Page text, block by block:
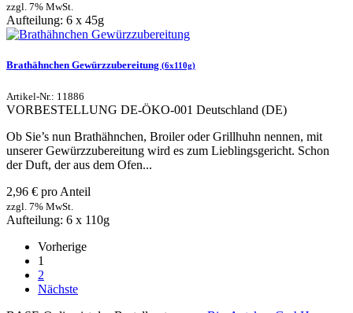
zzgl. 7% MwSt.
Aufteilung: 6 x 45g
Brathähnchen Gewürzzubereitung (6x110g)
Artikel-Nr.: 11886
VORBESTELLUNG DE-ÖKO-001 Deutschland (DE)
Ob Sie’s nun Brathähnchen, Broiler oder Grillhuhn nennen, mit
unserer Gewürzzubereitung wird es zum Lieblingsgericht. Schon
der Duft, der aus dem Ofen...
2,96 € pro Anteil
zzgl. 7% MwSt.
Aufteilung: 6 x 110g
Vorherige
1
2
Nächste